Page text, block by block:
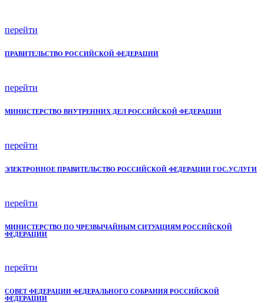
перейти
ПРАВИТЕЛЬСТВО РОССИЙСКОЙ ФЕДЕРАЦИИ
перейти
МИНИСТЕРСТВО ВНУТРЕННИХ ДЕЛ РОССИЙСКОЙ ФЕДЕРАЦИИ
перейти
ЭЛЕКТРОННОЕ ПРАВИТЕЛЬСТВО РОССИЙСКОЙ ФЕДЕРАЦИИ ГОС.УСЛУГИ
перейти
МИНИСТЕРСТВО ПО ЧРЕЗВЫЧАЙНЫМ СИТУАЦИЯМ РОССИЙСКОЙ
ФЕДЕРАЦИИ
перейти
СОВЕТ ФЕДЕРАЦИИ ФЕДЕРАЛЬНОГО СОБРАНИЯ РОССИЙСКОЙ
ФЕДЕРАЦИИ